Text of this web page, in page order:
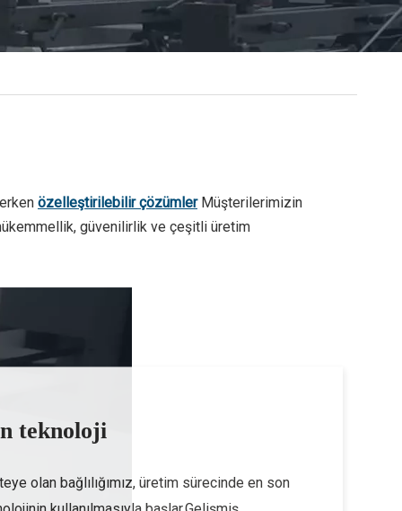
özelleştirilebilir çözümlerMüşterilerimizin
güvenilirlik ve çeşitli üretim
teknoloji
olan bağlılığımız, üretim sürecinde en son